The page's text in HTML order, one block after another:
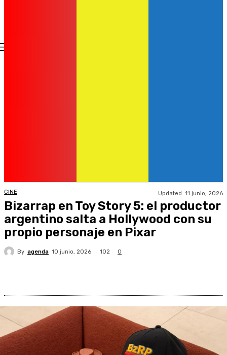
CINE Updated: 11 junio, 2026
Bizarrap en Toy Story 5: el productor
argentino salta a Hollywood con su
propio personaje en Pixar
By agenda 10 junio, 2026 102 0